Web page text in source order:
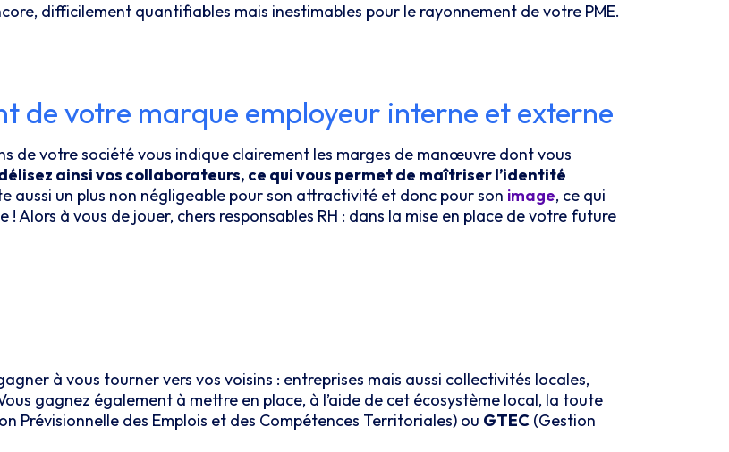
difficilement quantifiables mais inestimables pour le rayonnement de votre PME.
de votre marque employeur interne et externe
de votre société vous indique clairement les marges de manœuvre dont vous
ainsi vos collaborateurs, ce qui vous permet de maîtriser l’identité
aussi un plus non négligeable pour son attractivité et donc pour son image, ce qui
Alors à vous de jouer, chers responsables RH : dans la mise en place de votre future
à vous tourner vers vos voisins : entreprises mais aussi collectivités locales,
gagnez également à mettre en place, à l’aide de cet écosystème local, la toute
Prévisionnelle des Emplois et des Compétences Territoriales) ou GTEC (Gestion